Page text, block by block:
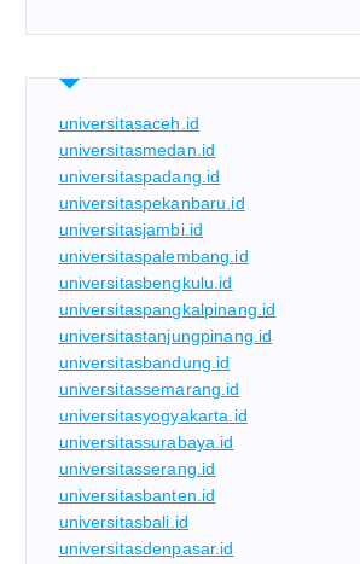
universitasaceh.id
universitasmedan.id
universitaspadang.id
universitaspekanbaru.id
universitasjambi.id
universitaspalembang.id
universitasbengkulu.id
universitaspangkalpinang.id
universitastanjungpinang.id
universitasbandung.id
universitassemarang.id
universitasyogyakarta.id
universitassurabaya.id
universitasserang.id
universitasbanten.id
universitasbali.id
universitasdenpasar.id